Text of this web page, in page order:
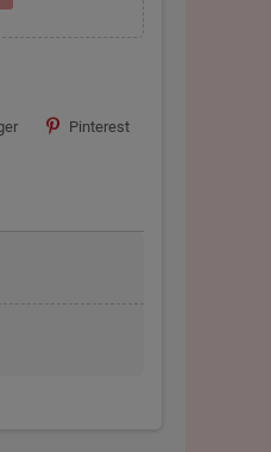
Pinterest